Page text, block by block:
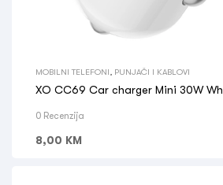
MOBILNI TELEFONI PUNJAČI I KABLOVI
XO CC69 Car charger Mini 30W
0 Recenzija
8,00 KM